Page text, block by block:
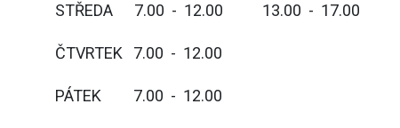
STŘEDA 7.00 - 12.00 13.00 - 17.00
ČTVRTEK 7.00 - 12.00
PÁTEK 7.00 - 12.00